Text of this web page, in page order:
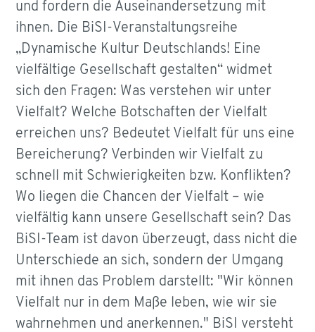
und fordern die Auseinandersetzung mit
ihnen. Die BiSI-Veranstaltungsreihe
„Dynamische Kultur Deutschlands! Eine
vielfältige Gesellschaft gestalten“ widmet
sich den Fragen: Was verstehen wir unter
Vielfalt? Welche Botschaften der Vielfalt
erreichen uns? Bedeutet Vielfalt für uns eine
Bereicherung? Verbinden wir Vielfalt zu
schnell mit Schwierigkeiten bzw. Konflikten?
Wo liegen die Chancen der Vielfalt – wie
vielfältig kann unsere Gesellschaft sein? Das
BiSI-Team ist davon überzeugt, dass nicht die
Unterschiede an sich, sondern der Umgang
mit ihnen das Problem darstellt: "Wir können
Vielfalt nur in dem Maße leben, wie wir sie
wahrnehmen und anerkennen." BiSI versteht